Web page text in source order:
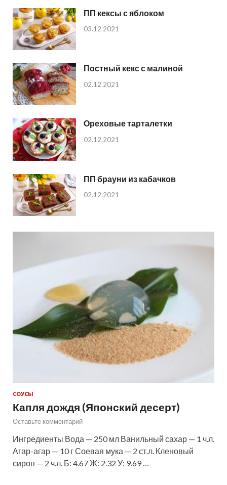
ПП кексы с яблоком
03.12.2021
Постный кекс с малиной
02.12.2021
Ореховые тарталетки
02.12.2021
ПП брауни из кабачков
02.12.2021
СОУСЫ
Капля дождя (Японский десерт)
Оставьте комментарий
Ингредиенты Вода — 250 мл Ванильный сахар — 1 ч.л.
Агар-агар — 10 г Соевая мука — 2 ст.л. Кленовый
сироп — 2 ч.л. Б: 4.67 Ж: 2.32 У: 9.69 …